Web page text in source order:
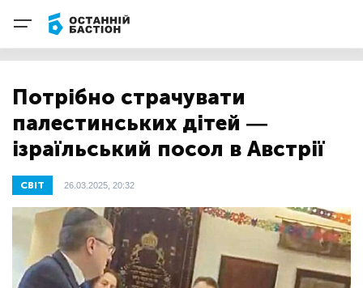
Потрібно страчувати
палестинських дітей —
ізраїльський посол в Австрії
СВІТ 26.03.2025, 20:32